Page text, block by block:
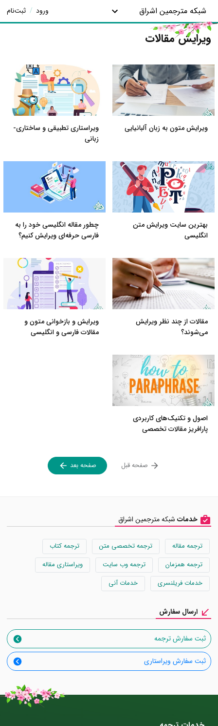
شبکه مترجمین اشراق ورود / ثبت‌نام
ویرایش مقالات
ویرایش متون به زبان آلبانیایی
ویراستاری تطبیقی و ساختاری-
زبانی
بهترین سایت ویرایش متن
انگلیسی
چطور مقاله انگلیسی خود را به
فارسی حرفه‌ای ویرایش کنیم؟
مقالات از چند نظر ویرایش
می‌شوند؟
ویرایش و بازخوانی متون و
مقالات فارسی و انگلیسی
اصول و تکنیک‌های کاربردی
پارافریز مقالات تخصصی
صفحه قبل صفحه بعد
خدمات شبکه مترجمین اشراق
ترجمه مقاله ترجمه تخصصی متن
ترجمه کتاب
ترجمه همزمان
ترجمه وب سایت
ویراستاری مقاله
خدمات فریلنسری
خدمات آنی
ارسال سفارش
ثبت سفارش ترجمه
ثبت سفارش ویراستاری